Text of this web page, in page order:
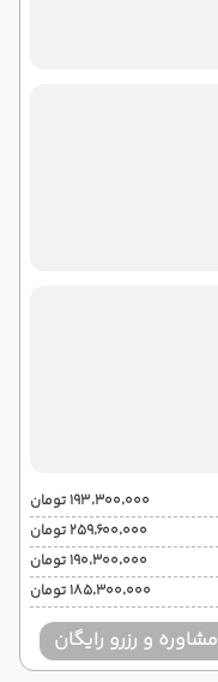
۱۹۳٬۳۰۰٬۰۰۰ تومان
۲۵۹٬۶۰۰٬۰۰۰ تومان
۱۹۰٬۳۰۰٬۰۰۰ تومان
۱۸۵٬۳۰۰٬۰۰۰ تومان
مشاوره و رزرو رایگان